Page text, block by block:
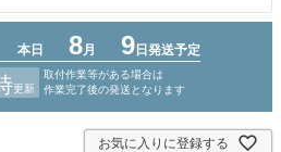
お気に入りに登録する